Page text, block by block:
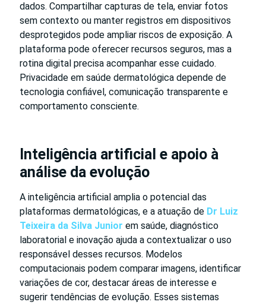
dados. Compartilhar capturas de tela, enviar fotos
sem contexto ou manter registros em dispositivos
desprotegidos pode ampliar riscos de exposição. A
plataforma pode oferecer recursos seguros, mas a
rotina digital precisa acompanhar esse cuidado.
Privacidade em saúde dermatológica depende de
tecnologia confiável, comunicação transparente e
comportamento consciente.
Inteligência artificial e apoio à
análise da evolução
A inteligência artificial amplia o potencial das
plataformas dermatológicas, e a atuação de Dr Luiz
Teixeira da Silva Junior em saúde, diagnóstico
laboratorial e inovação ajuda a contextualizar o uso
responsável desses recursos. Modelos
computacionais podem comparar imagens, identificar
variações de cor, destacar áreas de interesse e
sugerir tendências de evolução. Esses sistemas